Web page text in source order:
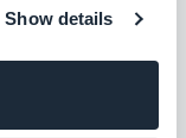
Show details
à votre app